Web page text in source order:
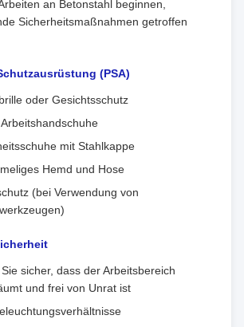
an Betonstahl beginnen,
Sicherheitsmaßnahmen getroffen
(PSA)
oder Gesichtsschutz
mit Stahlkappe
Hemd und Hose
(bei Verwendung von
sicher, dass der Arbeitsbereich
und frei von Unrat ist